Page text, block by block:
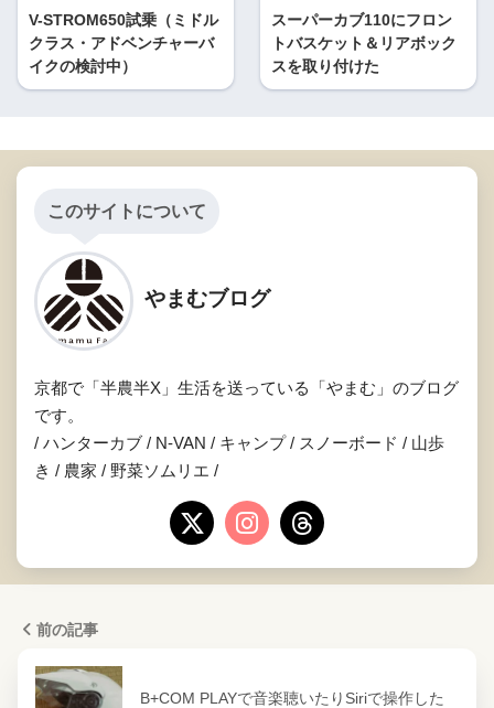
V-STROM650試乗（ミドル
クラス・アドベンチャーバ
イクの検討中）
スーパーカブ110にフロン
トバスケット＆リアボック
スを取り付けた
このサイトについて
やまむブログ
京都で「半農半X」生活を送っている「やまむ」のブログ
です。
/ ハンターカブ / N-VAN / キャンプ / スノーボード / 山歩
き / 農家 / 野菜ソムリエ /
前の記事
B+COM PLAYで音楽聴いたりSiriで操作した